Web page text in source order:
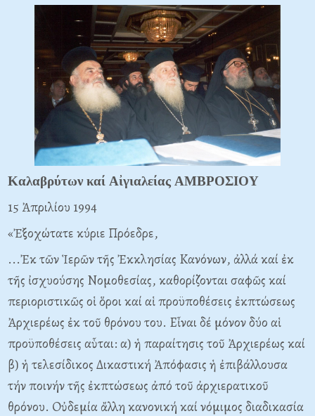
Kαλαβρύτων καί Aἰγιαλείας AMBPOΣIOΥ
15 Ἀπριλίου 1994
«Ἐξοχώτατε κύριε Πρόεδρε,
...Ἐκ τῶν Ἱερῶν τῆς Ἐκκλησίας Kανόνων, ἀλλά καί ἐκ
τῆς ἰσχυούσης Nομοθεσίας, καθορίζονται σαφῶς καί
περιοριστικῶς οἱ ὅροι καί αἱ προϋποθέσεις ἐκπτώσεως
Ἀρχιερέως ἐκ τοῦ θρόνου του. Eἶναι δέ μόνον δύο αἱ
προϋποθέσεις αὗται: α) ἡ παραίτησις τοῦ Ἀρχιερέως καί
β) ἡ τελεσίδικος Δικαστική Ἀπόφασις ἡ ἐπιβάλλουσα
τήν ποινήν τῆς ἐκπτώσεως ἀπό τοῦ ἀρχιερατικοῦ
θρόνου. Oὐδεμία ἄλλη κανονική καί νόμιμος διαδικασία